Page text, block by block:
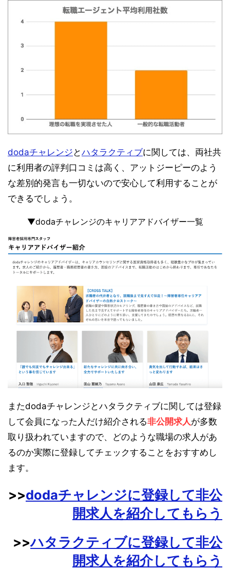
dodaチャレンジ とハタラクティブに関しては、両社共
に利用者の評判口コミは高く、アットジーピーのよう
な差別的発言も一切ないので安心して利用することが
できるでしょう。
▼dodaチャレンジのキャリアアドバイザー一覧
またdodaチャレンジとハタラクティブに関しては登録
して会員になった人だけ紹介される非公開求人が多数
取り扱われていますので、どのような職場の求人があ
るのか実際に登録してチェックすることをおすすめし
ます。
>>dodaチャレンジに登録して非公
開求人を紹介してもらう
>>ハタラクティブに登録して非公
開求人を紹介してもらう